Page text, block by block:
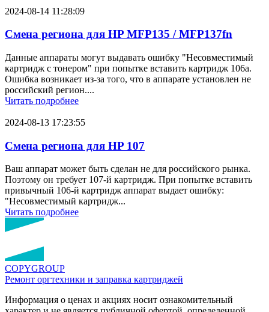
2024-08-14 11:28:09
Смена региона для HP MFP135 / MFP137fn
Данные аппараты могут выдавать ошибку "Несовместимый
картридж с тонером" при попытке вставить картридж 106a.
Ошибка возникает из-за того, что в аппарате установлен не
российский регион....
Читать подробнее
2024-08-13 17:23:55
Смена региона для HP 107
Ваш аппарат может быть сделан не для российского рынка.
Поэтому он требует 107-й картридж. При попытке вставить
привычный 106-й картридж аппарат выдает ошибку:
"Несовместимый картридж...
Читать подробнее
COPYGROUP
Ремонт оргтехники и заправка картриджей
Информация о ценах и акциях носит ознакомительный